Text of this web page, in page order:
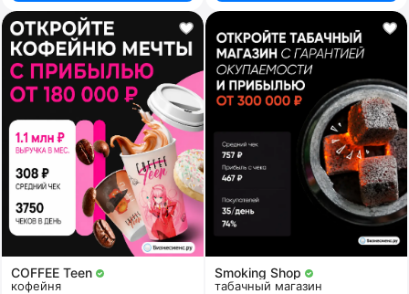
COFFEE Teen
кофейня
Smoking Shop
табачный магазин